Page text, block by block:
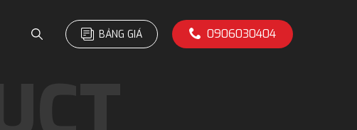
BẢNG GIÁ 0906030404